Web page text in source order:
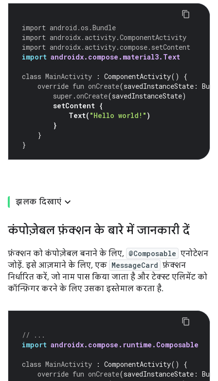
import android.os.Bundle
import androidx.activity.ComponentActivity
import androidx.activity.compose.setContent
import androidx.compose.material3.Text
class MainActivity : ComponentActivity()
{
override fun onCreate(savedInstanceState :
super .onCreate(savedInstanceState)
setContent {
Text( "Hello world!" )
}
}
}
झलक दिखाएं
कंपोज़ेबल फ़ंक्शन के बारे में जानकारी दें
फ़ंक्शन को कंपोज़ेबल बनाने के लिए, @Composable एनोटेशन
जोड़ें. इसे आज़माने के लिए, एक MessageCard फ़ंक्शन
निर्धारित करें, जो नाम पास किया जाता है और टेक्स्ट एलिमेंट को
कॉन्फ़िगर करने के लिए उसका इस्तेमाल करता है.
// ...
import androidx.compose.runtime.Composable
class MainActivity : ComponentActivity()
{
override fun onCreate(savedInstanceState :